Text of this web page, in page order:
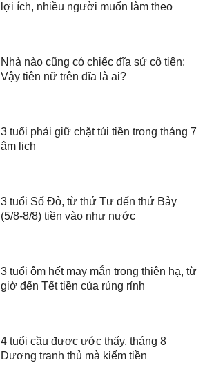
lợi ích, nhiều người muốn làm theo
Nhà nào cũng có chiếc đĩa sứ cô tiên:
Vậy tiên nữ trên đĩa là ai?
3 tuổi phải giữ chặt túi tiền trong tháng 7
âm lịch
3 tuổi Số Đỏ, từ thứ Tư đến thứ Bảy
(5/8-8/8) tiền vào như nước
3 tuổi ôm hết may mắn trong thiên hạ, từ
giờ đến Tết tiền của rủng rỉnh
4 tuổi cầu được ước thấy, tháng 8
Dương tranh thủ mà kiếm tiền